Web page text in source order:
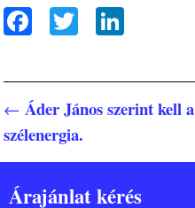
Fa
bo
ok
T
tte
r
ed
In
Bejegyzés navigáció
← Áder János szerint kell a
szélenergia.
Árajánlat kérés